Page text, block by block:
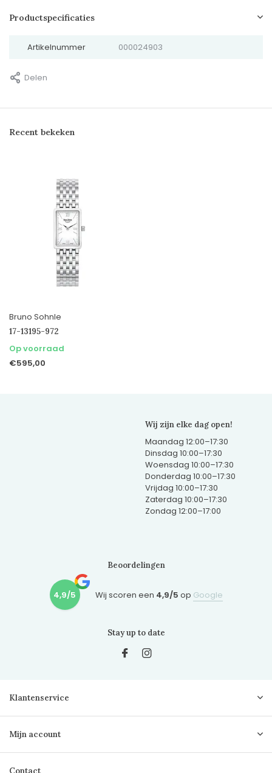
Productspecificaties
Artikelnummer 000024903
Delen
Recent bekeken
Bruno Sohnle
17-13195-972
Op voorraad
€595,00
Wij zijn elke dag open!
Maandag 12:00–17:30
Dinsdag 10:00–17:30
Woensdag 10:00–17:30
Donderdag 10:00–17:30
Vrijdag 10:00–17:30
Zaterdag 10:00–17:30
Zondag 12:00–17:00
Beoordelingen
4,9/5 Wij scoren een 4,9/5 op Google
Stay up to date
Klantenservice
Mijn account